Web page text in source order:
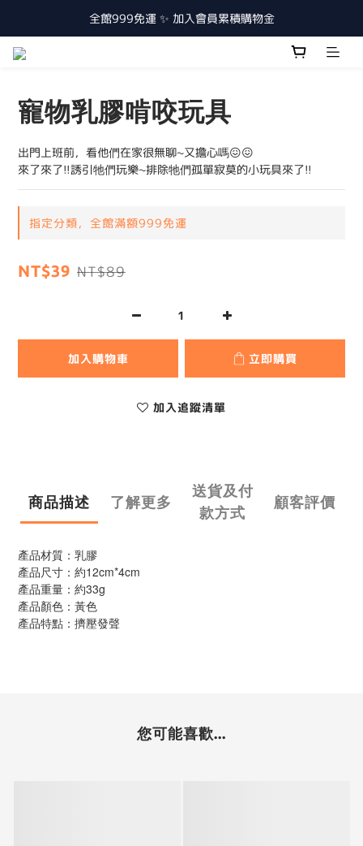
全館999免運 ✨ 加入會員累積購物金
寵物乳膠啃咬玩具
出門上班前，看他們在家很無聊~又擔心嗎😖😖
來了來了!!誘引牠們玩樂~排除牠們孤單寂莫的小玩具來了!!
指定分類，全館滿額999免運
NT$39 NT$89
加入購物車 立即購買
加入追蹤清單
商品描述 了解更多
送貨及付
款方式
顧客評價
產品材質：乳膠
產品尺寸：約12cm*4cm
產品重量：約33g
產品顏色：黃色
產品特點：擠壓發聲
您可能喜歡...